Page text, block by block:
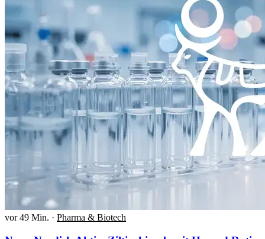
vor 49 Min. · Pharma & Biotech